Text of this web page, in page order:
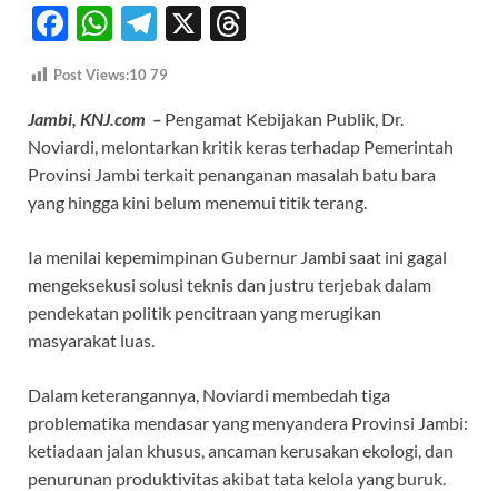
F
ac
e
b
o
o
W
h
at
s
A
p
T
el
e
gr
a
m
X
a
ds
Post Views:10 79
Jambi, KNJ.com – Pengamat Kebijakan Publik, Dr.
Noviardi, melontarkan kritik keras terhadap Pemerintah
Provinsi Jambi terkait penanganan masalah batu bara
yang hingga kini belum menemui titik terang.
Ia menilai kepemimpinan Gubernur Jambi saat ini gagal
mengeksekusi solusi teknis dan justru terjebak dalam
pendekatan politik pencitraan yang merugikan
masyarakat luas.
Dalam keterangannya, Noviardi membedah tiga
problematika mendasar yang menyandera Provinsi Jambi:
ketiadaan jalan khusus, ancaman kerusakan ekologi, dan
penurunan produktivitas akibat tata kelola yang buruk.